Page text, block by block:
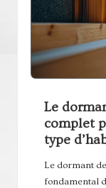
Le
complet
type
Le dormant
fondamental